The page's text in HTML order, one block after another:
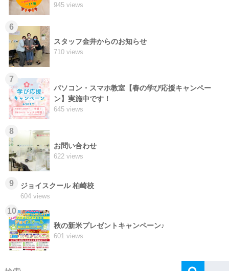
945 views
6
スタッフ金井からのお知らせ
710 views
7
パソコン・スマホ教室【春の学び応援キャンペー
ン】実施中です！
645 views
8
お問い合わせ
622 views
9 ジョイスクール 柏崎校
604 views
10
秋の新米プレゼントキャンペーン♪
601 views